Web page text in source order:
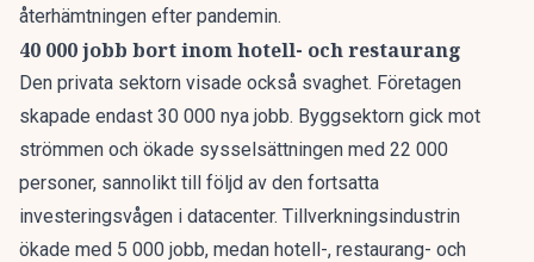
återhämtningen efter pandemin.
40 000 jobb bort inom hotell- och restaurang
Den privata sektorn visade också svaghet. Företagen
skapade endast 30 000 nya jobb. Byggsektorn gick mot
strömmen och ökade sysselsättningen med 22 000
personer, sannolikt till följd av den fortsatta
investeringsvågen i datacenter. Tillverkningsindustrin
ökade med 5 000 jobb, medan hotell-, restaurang- och